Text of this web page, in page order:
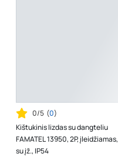
0/5 (0)
Kištukinis lizdas su dangteliu
FAMATEL 13950, 2P, įleidžiamas,
su įž., IP54